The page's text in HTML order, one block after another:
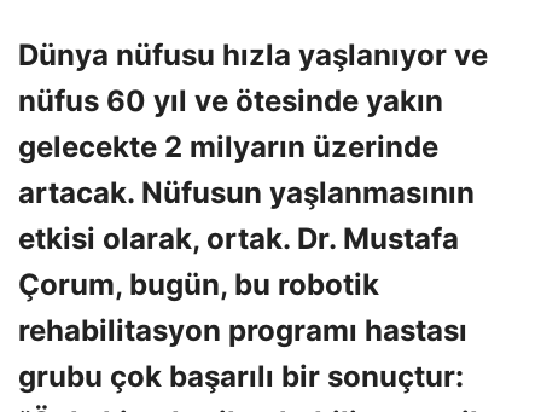
Dünya nüfusu hızla yaşlanıyor ve
nüfus 60 yıl ve ötesinde yakın
gelecekte 2 milyarın üzerinde
artacak. Nüfusun yaşlanmasının
etkisi olarak, ortak. Dr. Mustafa
Çorum, bugün, bu robotik
rehabilitasyon programı hastası
grubu çok başarılı bir sonuçtur: